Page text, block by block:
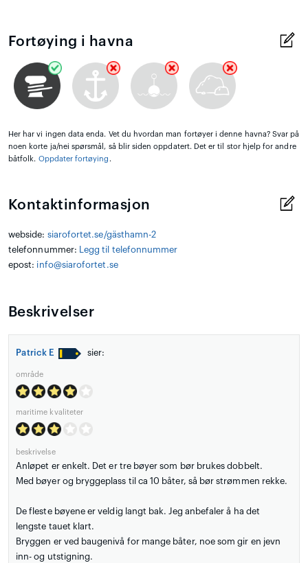
Fortøying i havna
Her har vi ingen data enda. Vet du hvordan man fortøyer i denne havna? Svar på
noen korte ja/nei spørsmål, så blir siden oppdatert. Det er til stor hjelp for andre
båtfolk. Oppdater fortøying .
Kontaktinformasjon
webside: siarofortet.se/gästhamn-2
telefonnummer:
Legg til telefonnummer
epost: info@siarofortet.se
Beskrivelser
Patrick E sier:
område
maritime kvaliteter
beskrivelse
Anløpet er enkelt. Det er tre bøyer som bør brukes dobbelt.
Med bøyer og bryggeplass til ca 10 båter, så bør strømmen rekke.
De fleste bøyene er veldig langt bak. Jeg anbefaler å ha det
lengste tauet klart.
Bryggen er ved baugenivå for mange båter, noe som gir en jevn
inn- og utstigning.